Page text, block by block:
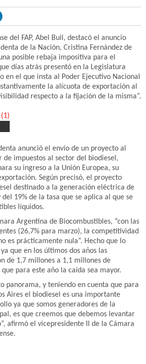
del FAP, Abel Buil, destacó el anuncio
de la Nación, Cristina Fernández de
posible rebaja impositiva para el
días atrás presentó en la Legislatura
en el que insta al Poder Ejecutivo Nacional
la alícuota de exportación al
respecto a la fijación de la misma”.
anunció el envío de un proyecto al
de impuestos al sector del biodiesel,
su ingreso a la Unión Europea, su
Según precisó, el proyecto
destinado a la generación eléctrica de
del 19% de la tasa que se aplica al que se
líquidos.
Argentina de Biocombustibles, “con las
(26,7% para marzo), la competitividad
es prácticamente nula”. Hecho que lo
que en los últimos dos años las
de 1,7 millones a 1,1 millones de
para este año la caída sea mayor.
panorama, y teniendo en cuenta que para
Aires el biodiesel es una importante
ya que somos generadores de la
es que creemos que debemos levantar
afirmó el vicepresidente II de la Cámara